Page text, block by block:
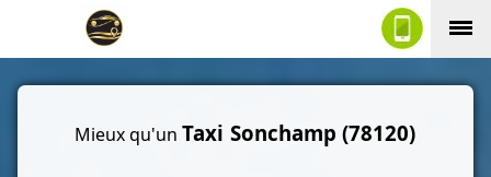
Mieux qu'unTaxi Sonchamp (78120)